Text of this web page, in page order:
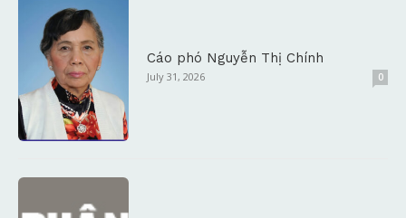
Cáo phó Nguyễn Thị Chính
July 31, 2026 0